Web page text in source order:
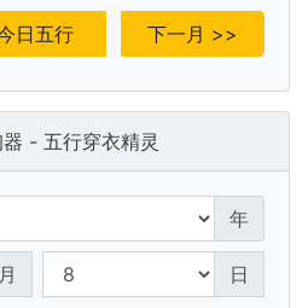
日五行 下一月 >>
- 五行穿衣精灵
年
月 日